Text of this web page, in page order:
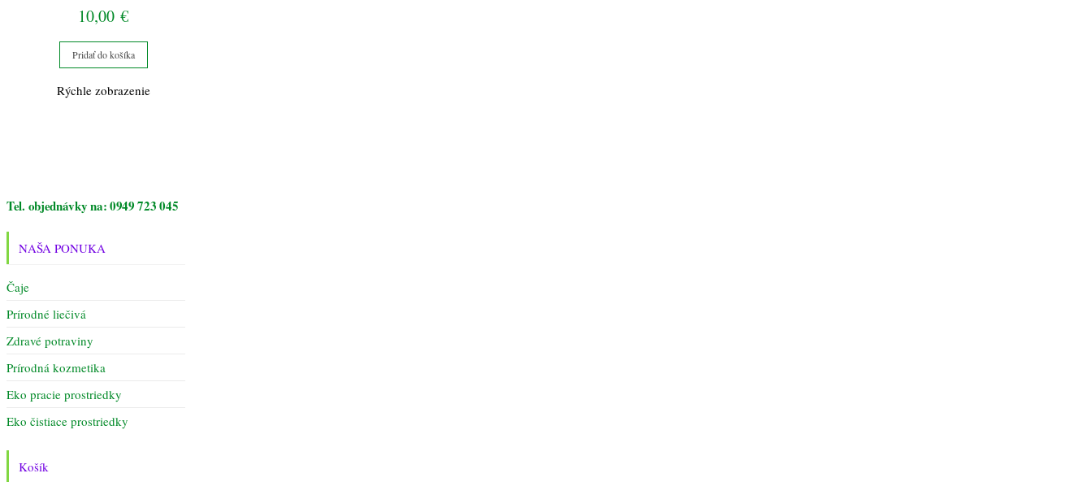
10,00€
Pridať do košíka
Rýchle zobrazenie
Tel. objednávky na: 0949 723 045
NAŠA PONUKA
Čaje
Prírodné liečivá
Zdravé potraviny
Prírodná kozmetika
Eko pracie prostriedky
Eko čistiace prostriedky
Košík